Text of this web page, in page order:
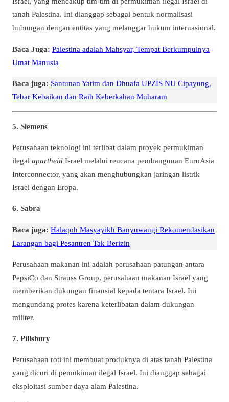
tanah Palestina. Ini dianggap sebagai bentuk normalisasi
hubungan dengan entitas yang melanggar hukum internasional.
Baca Juga: Palestina adalah Mahsyar, Tempat Berkumpulnya
Umat Manusia
Baca juga: Santunan Yatim dan Dhuafa UPZIS NU Cipayung,
Tebar Kebaikan dan Raih Keberkahan Muharam
5. Siemens
Perusahaan teknologi ini terlibat dalam proyek permukiman
ilegal apartheid Israel melalui rencana pembangunan EuroAsia
Interconnector, yang akan menghubungkan jaringan listrik
Israel dengan Eropa.
6. Sabra
Baca juga: Halaqoh Masyayikh Banyuwangi Rekomendasikan
Larangan bagi Pesantren Tak Berizin
Perusahaan makanan ini adalah perusahaan patungan antara
PepsiCo dan Strauss Group, perusahaan makanan Israel yang
memberikan dukungan finansial kepada tentara Israel. Ini
mengundang protes karena keterlibatan dalam dukungan
militer.
7. Pillsbury
Perusahaan roti ini membuat produknya di atas tanah Palestina
yang dicuri di pemukiman ilegal Israel. Ini dianggap sebagai
eksploitasi sumber daya alam Palestina.